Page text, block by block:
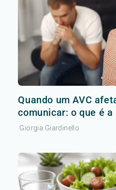
Quando um AVC
comunicar: o que é a
Giorgia Giardinello